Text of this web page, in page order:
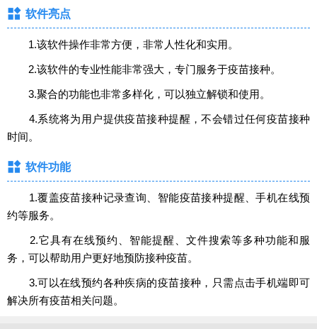
软件亮点
1.该软件操作非常方便，非常人性化和实用。
2.该软件的专业性能非常强大，专门服务于疫苗接种。
3.聚合的功能也非常多样化，可以独立解锁和使用。
4.系统将为用户提供疫苗接种提醒，不会错过任何疫苗接种
时间。
软件功能
1.覆盖疫苗接种记录查询、智能疫苗接种提醒、手机在线预
约等服务。
2.它具有在线预约、智能提醒、文件搜索等多种功能和服
务，可以帮助用户更好地预防接种疫苗。
3.可以在线预约各种疾病的疫苗接种，只需点击手机端即可
解决所有疫苗相关问题。